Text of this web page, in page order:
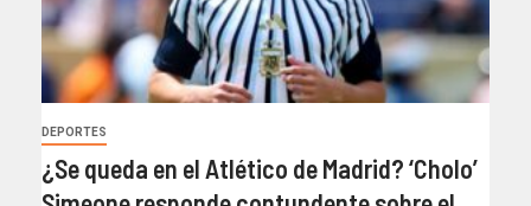
DEPORTES
¿Se queda en el Atlético de Madrid? ‘Cholo’